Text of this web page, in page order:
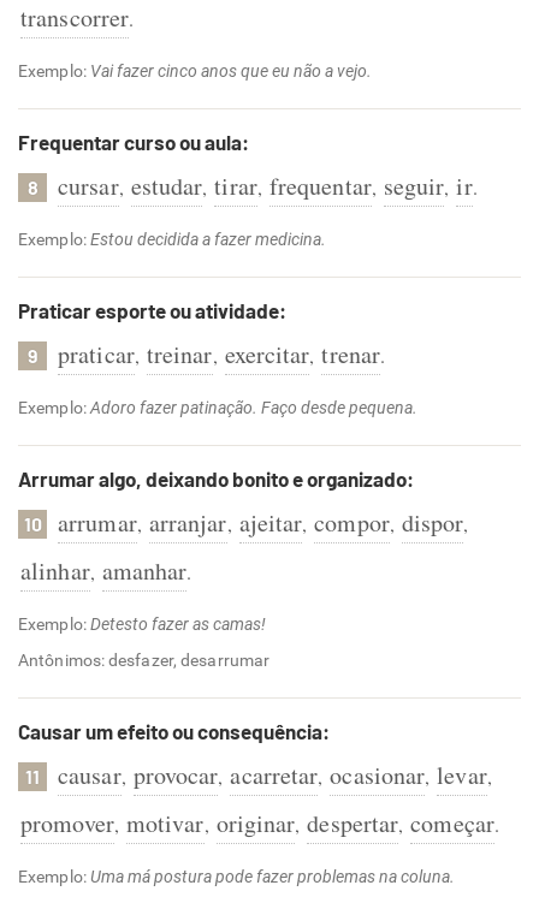
transcorrer.
Exemplo: Vai fazer cinco anos que eu não a vejo.
Frequentar curso ou aula:
8 cursar, estudar, tirar, frequentar, seguir, ir.
Exemplo:Estou decidida a fazer medicina.
Praticar esporte ou atividade:
9 praticar, treinar, exercitar, trenar.
Exemplo:Adoro fazer patinação. Faço desde pequena.
Arrumar algo, deixando bonito e organizado:
10 arrumar, arranjar, ajeitar, compor, dispor,
alinhar, amanhar.
Exemplo:Detesto fazer as camas!
Antônimos: desfazer, desarrumar
Causar um efeito ou consequência:
11 causar, provocar, acarretar, ocasionar, levar,
promover, motivar, originar, despertar, começar.
Exemplo: Uma má postura pode fazer problemas na coluna.